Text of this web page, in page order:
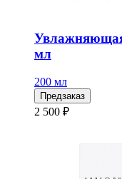
мл
200 мл
Предзаказ
2 500 ₽